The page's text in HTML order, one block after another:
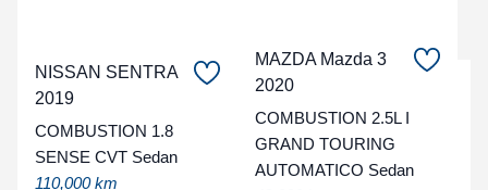
NISSAN SENTRA
2019
COMBUSTION 1.8
SENSE CVT Sedan
110,000 km
MAZDA Mazda 3
2020
COMBUSTION 2.5L I
GRAND TOURING
AUTOMATICO Sedan